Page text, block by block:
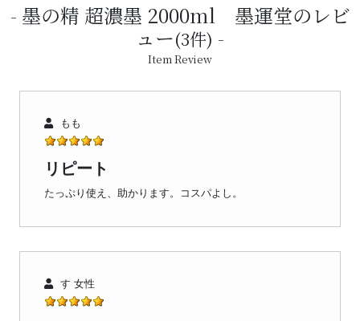
墨の精 超濃墨 2000ml 墨運堂のレビ
ュー(3件)
Item Review
もも
リピート
たっぷり使え、助かります。コスパよし。
す 女性